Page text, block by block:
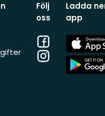
Följ
oss
Facebook
Instagram
Ladda
app
App
Store
App
Store